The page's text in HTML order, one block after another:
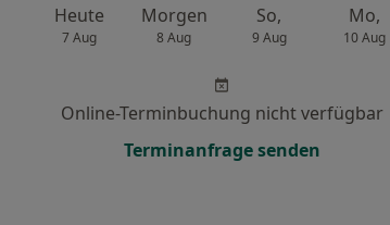
Heute
7 Aug
Morgen
8 Aug
So,
9 Aug
Mo,
10 Aug
Online-Terminbuchung nicht verfügbar
Terminanfrage senden